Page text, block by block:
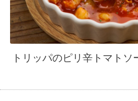
トリッパのピリ辛トマトソ